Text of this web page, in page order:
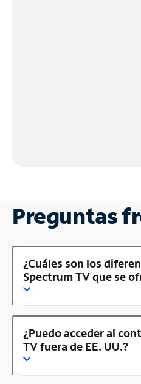
Preguntas
¿Cuáles son los
Spectrum TV que se
¿Puedo acceder al
TV fuera de EE. UU.?